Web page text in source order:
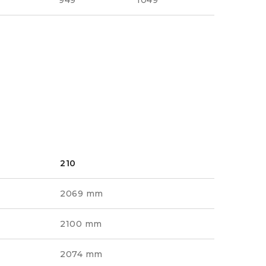
210
2069 mm
2100 mm
2074 mm